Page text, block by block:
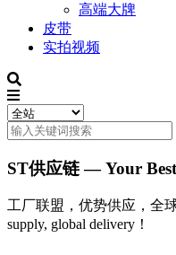
高端大牌
皮带
实拍视频
ST供应链 — Your
工厂联盟，优势供应，全球
supply, global delivery！